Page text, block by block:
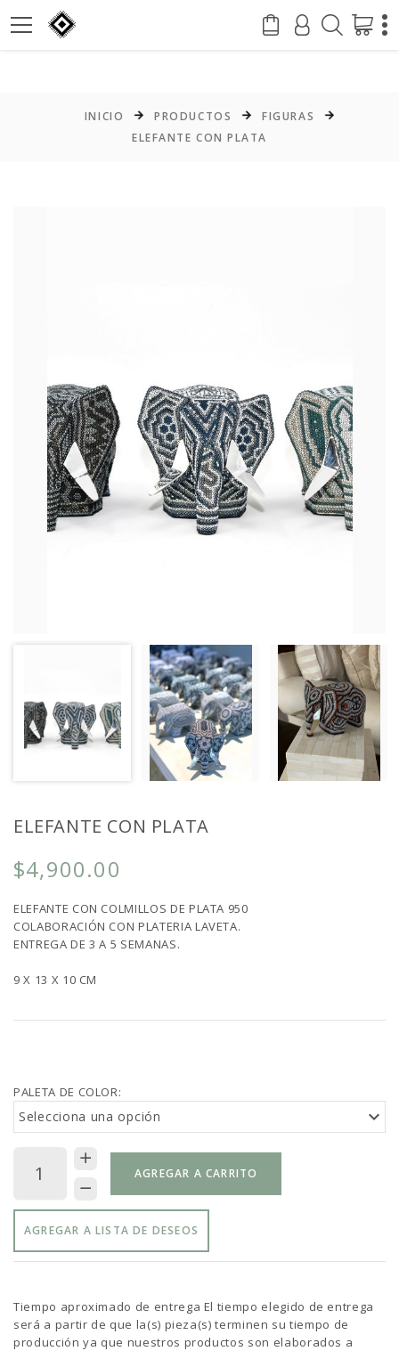
INICIO PRODUCTOS
FIGURAS
ELEFANTE CON PLATA
ELEFANTE CON PLATA
$4,900.00
ELEFANTE CON COLMILLOS DE PLATA 950
COLABORACIÓN CON PLATERIA LAVETA.
ENTREGA DE 3 A 5 SEMANAS.
9 X 13 X 10 CM
PALETA DE COLOR:
Selecciona una opción
AGREGAR A CARRITO
AGREGAR A LISTA DE DESEOS
Tiempo aproximado de entrega El tiempo elegido de entrega
será a partir de que la(s) pieza(s) terminen su tiempo de
producción ya que nuestros productos son elaborados a